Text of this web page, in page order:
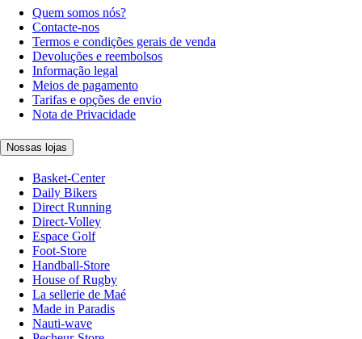
Quem somos nós?
Contacte-nos
Termos e condições gerais de venda
Devoluções e reembolsos
Informação legal
Meios de pagamento
Tarifas e opções de envio
Nota de Privacidade
Nossas lojas
Basket-Center
Daily Bikers
Direct Running
Direct-Volley
Espace Golf
Foot-Store
Handball-Store
House of Rugby
La sellerie de Maé
Made in Paradis
Nauti-wave